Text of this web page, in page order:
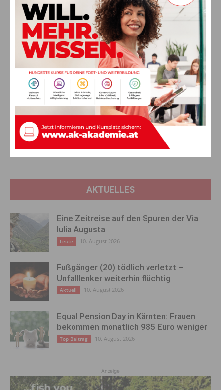
.
Leben für Musik und Gesang
Nächster Artikel
Das sind die familien­
freundlichsten Hotels in
AKTUELLES
Eine Zeitreise auf den Spuren der Via
Iulia Augusta
Leute 10. August 2026
Fußgänger (20) tödlich verletzt –
Unfalllenker weiterhin flüchtig
Aktuell 10. August 2026
Equal Pension Day in Kärnten: Frauen
bekommen monatlich 985 Euro weniger
Top Beitrag 10. August 2026
Anzeige